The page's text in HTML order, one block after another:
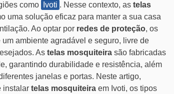
como
Ivoti . Nesse contexto, as telas
uma solução eficaz para manter a sua casa
Ao optar por redes de proteção, os
ambiente agradável e seguro, livre de
As telas mosquiteira são fabricadas
garantindo durabilidade e resistência, além
janelas e portas. Neste artigo,
instalar telas mosquiteira em Ivoti, os tipos